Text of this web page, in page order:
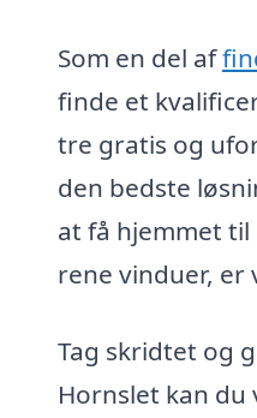
Som en del af
finde et
tre gratis og
den bedste
at få hjemmet
rene vinduer,
Tag skridtet og
Hornslet kan